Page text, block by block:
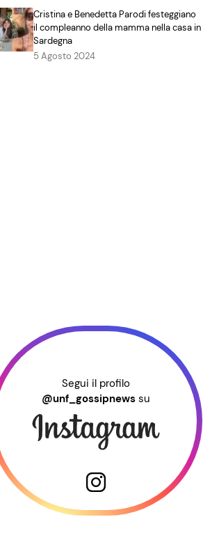
Cristina e Benedetta Parodi festeggiano
il compleanno della mamma nella casa in
Sardegna
5 Agosto 2024
Segui il profilo
@unf_gossipnews su